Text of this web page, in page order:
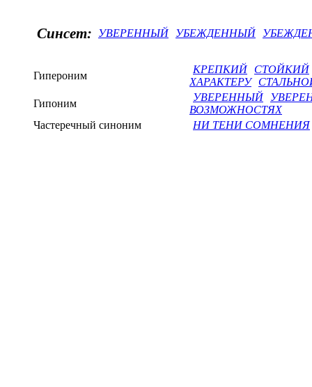
Синсет: УВЕРЕННЫЙ УБЕЖДЕННЫЙ
Гипероним
КРЕПКИЙ
СТОЙКИЙ
ХАРАКТЕРУ
Гипоним
УВЕРЕННЫЙ
ВОЗМОЖНОСТЯХ
Частеречный синоним
НИ ТЕНИ СОМНЕНИЯ